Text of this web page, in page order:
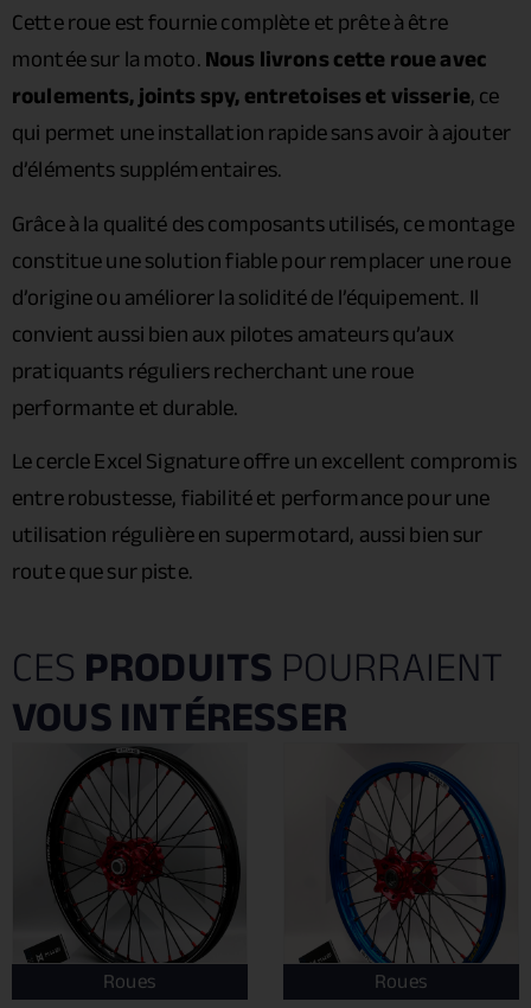
Cette roue est fournie complète et prête à être
montée sur la moto.Nous livrons cette roue avec
roulements, joints spy, entretoises et visserie, ce
qui permet une installation rapide sans avoir à ajouter
d’éléments supplémentaires.
Grâce à la qualité des composants utilisés, ce montage
constitue une solution fiable pour remplacer une roue
d’origine ou améliorer la solidité de l’équipement. Il
convient aussi bien aux pilotes amateurs qu’aux
pratiquants réguliers recherchant une roue
performante et durable.
Le cercle Excel Signature offre un excellent compromis
entre robustesse, fiabilité et performance pour une
utilisation régulière en supermotard, aussi bien sur
route que sur piste.
CESPRODUITSPOURRAIENT
VOUS INTÉRESSER
Roues Roues